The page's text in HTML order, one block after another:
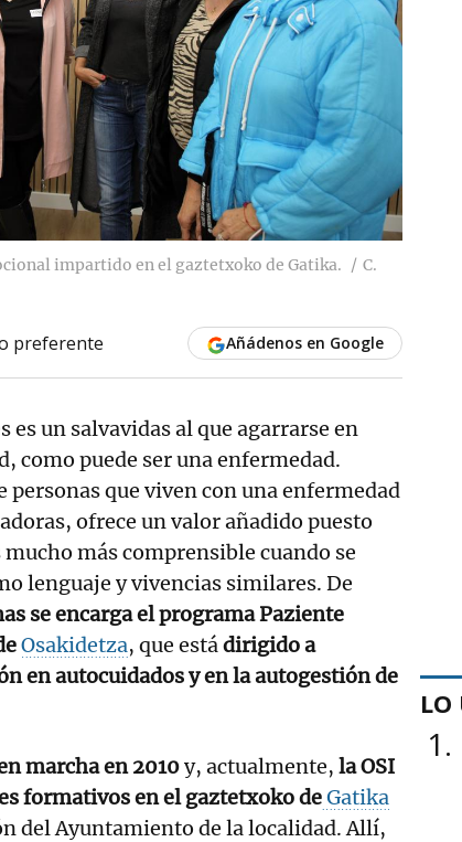
impartido en el gaztetxoko de Gatika.
C.
preferente Añádenos en Google
es un salvavidas al que agarrarse en
como puede ser una enfermedad.
personas que viven con una enfermedad
ofrece un valor añadido puesto
más comprensible cuando se
lenguaje y vivencias similares. De
se encarga el programa Paziente
Osakidetza, que estádirigido a
en autocuidados y en la autogestión de
marcha en 2010y, actualmente, la OSI
formativos en el gaztetxoko deGatika
del Ayuntamiento de la localidad. Allí,
LO
1